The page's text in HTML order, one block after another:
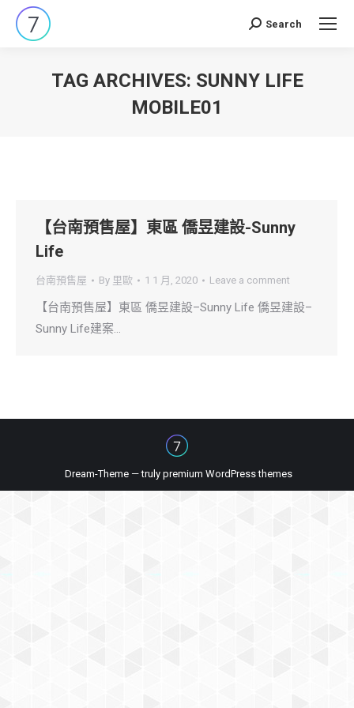
Search:
Search
TAG ARCHIVES: SUNNY LIFE
MOBILE01
【台南預售屋】東區 僑昱建設-Sunny
Life
台南預售屋 By 里歐 1 1 月, 2020 Leave a comment
【台南預售屋】東區 僑昱建設–Sunny Life 僑昱建設–
Sunny Life建案…
Dream-Theme — truly premium WordPress themes